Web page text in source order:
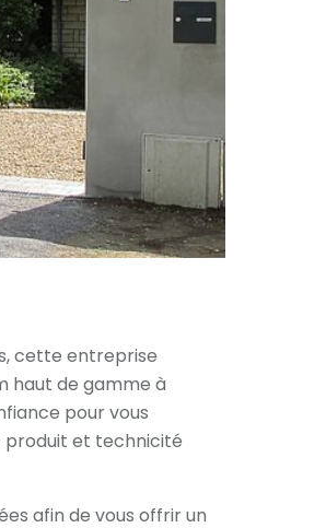
cette entreprise
haut de gamme à
pour vous
produit et technicité
afin de vous offrir un